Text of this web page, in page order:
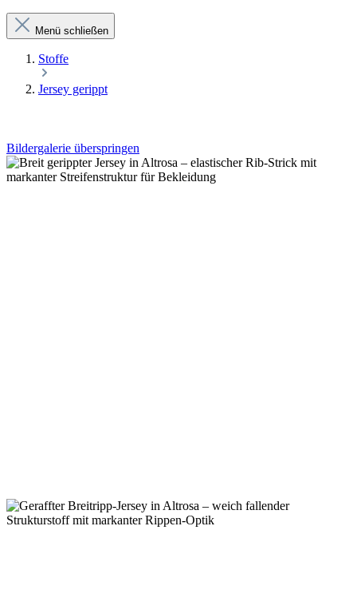
Menü schließen
Stoffe
Jersey gerippt
Bildergalerie überspringen